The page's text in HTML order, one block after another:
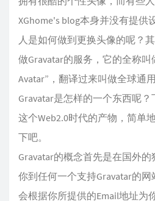
XGhome's blog本身并没有提供
人是如何做到更换头像的呢？
做Gravatar的服务，它的全称叫
Avatar”，翻译过来叫做全球通
Gravatar是怎样的一个东西呢
这个Web2.0时代的产物，简单
下吧。
Gravatar的概念首先是在国外
你到任何一个支持Gravatar的
会根据你所提供的Email地址为